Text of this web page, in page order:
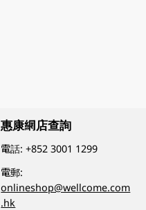
惠康網店查詢
電話:+852 3001 1299
電郵:
onlineshop@wellcome.com
.hk